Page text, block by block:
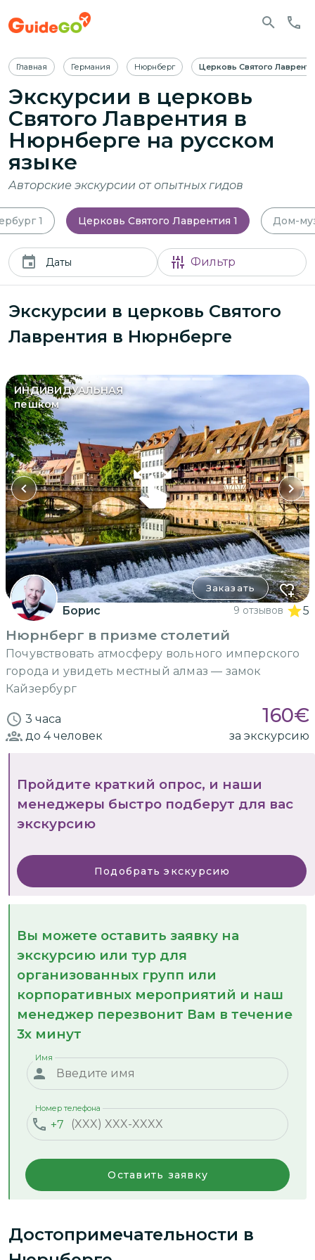
Главная Германия Нюрнберг Церковь Святого
Экскурсии в церковь
Святого Лаврентия в
Нюрнберге на русском
языке
Авторские экскурсии от опытных гидов
1 Церковь Святого Лаврентия 1 Дом-
Даты Фильтр
Экскурсии в церковь Святого
Лаврентия в Нюрнберге
ИНДИВИДУАЛЬНАЯ
пешком
Заказать
Борис 9 отзывов 5
Нюрнберг в призме столетий
Почувствовать атмосферу вольного имперского
города и увидеть местный алмаз — замок
Кайзербург
3 часа 160€
до 4человек за экскурсию
Пройдите краткий опрос, и наши
менеджеры быстро подберут для вас
экскурсию
Подобрать экскурсию
Вы можете оставить заявку на
экскурсию или тур для
организованных групп или
корпоративных мероприятий и наш
менеджер перезвонит Вам в течение
3х минут
Имя
+7
Номер телефона
Оставить заявку
Достопримечательности в